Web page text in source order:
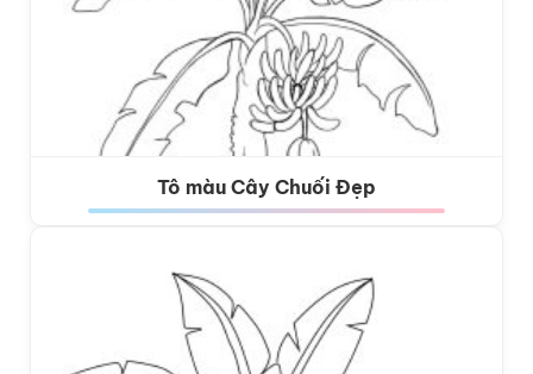
Tô màu Cây Chuối Đẹp